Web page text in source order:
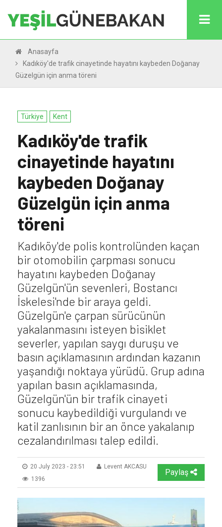
Anasayfa
Kadıköy'de trafik cinayetinde hayatını kaybeden Doğanay
Güzelgün için anma töreni
Türkiye Kent
Kadıköy'de trafik
cinayetinde hayatını
kaybeden Doğanay
Güzelgün için anma
töreni
Kadıköy'de polis kontrolünden kaçan
bir otomobilin çarpması sonucu
hayatını kaybeden Doğanay
Güzelgün'ün sevenleri, Bostancı
İskelesi'nde bir araya geldi.
Güzelgün'e çarpan sürücünün
yakalanmasını isteyen bisiklet
severler, yapılan saygı duruşu ve
basın açıklamasının ardından kazanın
yaşandığı noktaya yürüdü. Grup adına
yapılan basın açıklamasında,
Güzelgün'ün bir trafik cinayeti
sonucu kaybedildiği vurgulandı ve
katil zanlısının bir an önce yakalanıp
cezalandırılması talep edildi.
20 July 2023 - 23:51
Levent AKCASU
1396
Paylaş